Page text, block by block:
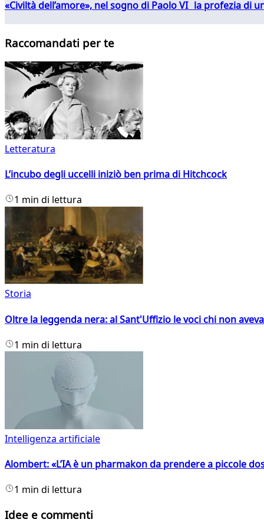
«Civiltà dell’amore», nel sogno di Paolo VI la profezia di
Raccomandati per te
Letteratura
L’incubo degli uccelli iniziò ben prima di Hitchcock
1 min di lettura
Storia
Oltre la leggenda nera: al Sant'Uffizio le voci chi non
1 min di lettura
Intelligenza artificiale
Alombert: «L’IA è un pharmakon da prendere a piccole
1 min di lettura
Idee e commenti